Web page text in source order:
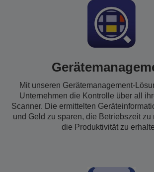
Mit unseren Gerätemanagement-
Unternehmen die Kontrolle über all
Scanner. Die ermittelten
und Geld zu sparen, die Betriebszeit zu
die Produktivität zu